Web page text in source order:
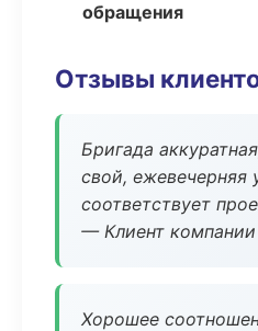
обращения
Отзывы
Бригада
свой, ежевечерняя
соответствует
— Клиент компании
Хорошее